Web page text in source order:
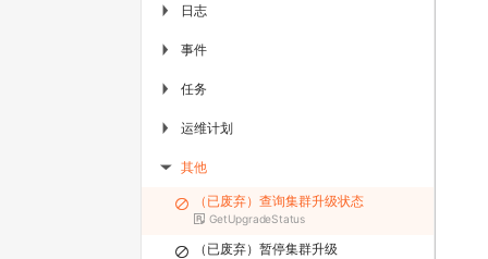
▶ 日志
▶ 事件
▶ 任务
▶ 运维计划
▶ 其他
（已废弃）查询集群升级状态
GetUpgradeStatus
（已废弃）暂停集群升级